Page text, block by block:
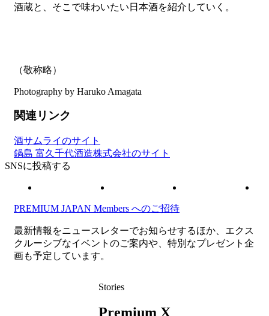
酒蔵と、そこで味わいたい日本酒を紹介していく。
（敬称略）
Photography by Haruko Amagata
関連リンク
酒サムライのサイト
鍋島 富久千代酒造株式会社のサイト
SNSに投稿する
PREMIUM JAPAN Members へのご招待
最新情報をニュースレターでお知らせするほか、エクス
クルーシブなイベントのご案内や、特別なプレゼント企
画も予定しています。
Stories
Premium X